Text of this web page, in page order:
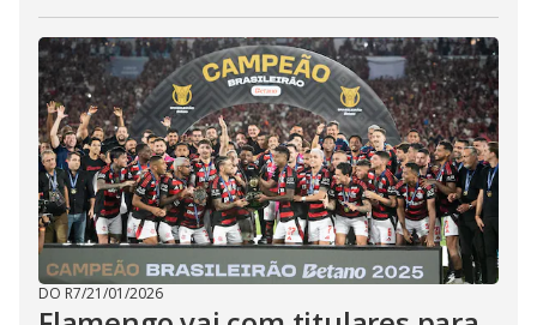
DO R7/21/01/2026